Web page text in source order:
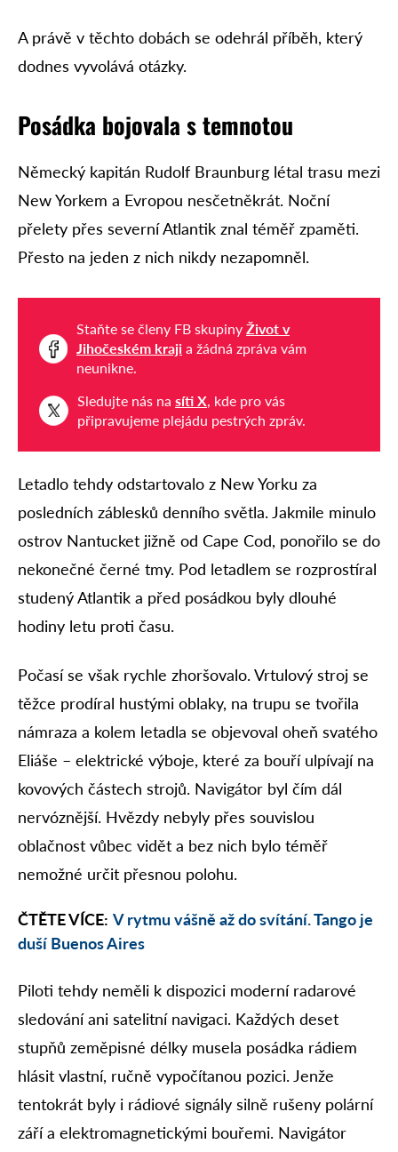
A právě v těchto dobách se odehrál příběh, který
dodnes vyvolává otázky.
Posádka bojovala s temnotou
Německý kapitán Rudolf Braunburg létal trasu mezi
New Yorkem a Evropou nesčetněkrát. Noční
přelety přes severní Atlantik znal téměř zpaměti.
Přesto na jeden z nich nikdy nezapomněl.
Staňte se členy FB skupiny Život v
Jihočeském kraji a žádná zpráva vám
neunikne.
Sledujte nás na síti X, kde pro vás
připravujeme plejádu pestrých zpráv.
Letadlo tehdy odstartovalo z New Yorku za
posledních záblesků denního světla. Jakmile minulo
ostrov Nantucket jižně od Cape Cod, ponořilo se do
nekonečné černé tmy. Pod letadlem se rozprostíral
studený Atlantik a před posádkou byly dlouhé
hodiny letu proti času.
Počasí se však rychle zhoršovalo. Vrtulový stroj se
těžce prodíral hustými oblaky, na trupu se tvořila
námraza a kolem letadla se objevoval oheň svatého
Eliáše – elektrické výboje, které za bouří ulpívají na
kovových částech strojů. Navigátor byl čím dál
nervóznější. Hvězdy nebyly přes souvislou
oblačnost vůbec vidět a bez nich bylo téměř
nemožné určit přesnou polohu.
ČTĚTE VÍCE: V rytmu vášně až do svítání. Tango je
duší Buenos Aires
Piloti tehdy neměli k dispozici moderní radarové
sledování ani satelitní navigaci. Každých deset
stupňů zeměpisné délky musela posádka rádiem
hlásit vlastní, ručně vypočítanou pozici. Jenže
tentokrát byly i rádiové signály silně rušeny polární
září a elektromagnetickými bouřemi. Navigátor